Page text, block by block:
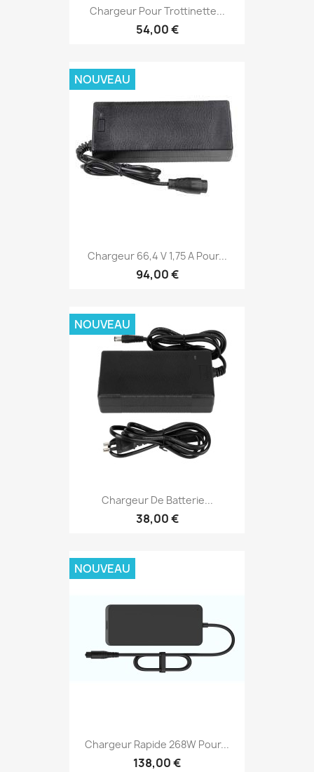
Chargeur Pour Trottinette...
54,00 €
Chargeur 66,4 V 1,75 A Pour...
94,00 €
NOUVEAU
Chargeur De Batterie...
38,00 €
NOUVEAU
Chargeur Rapide 268W Pour...
138,00 €
NOUVEAU